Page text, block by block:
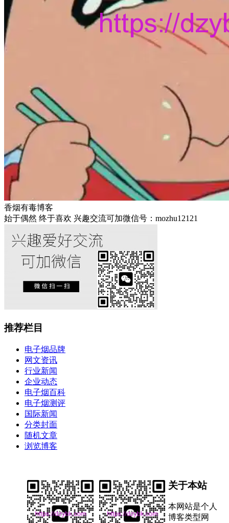
香烟有毒博客
始于偶然 终于喜欢 兴趣交流可加微信号：mozhu12121
推荐栏目
电子烟品牌
网文资讯
行业新闻
企业动态
电子烟百科
电子烟测评
国际新闻
分类封面
随机文章
浏览博客
关于本站
本网站是个人
博客类型网